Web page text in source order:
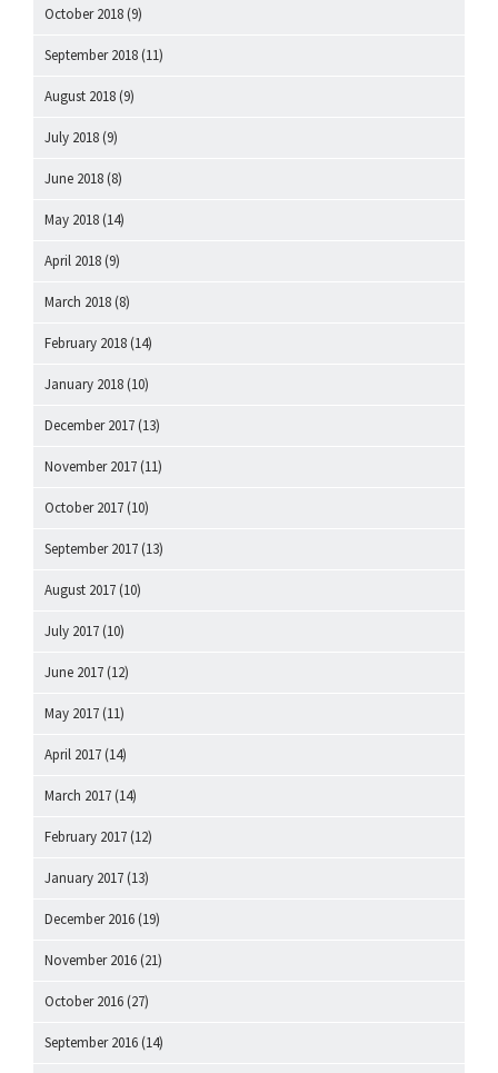
October 2018 (9)
September 2018 (11)
August 2018 (9)
July 2018 (9)
June 2018 (8)
May 2018 (14)
April 2018 (9)
March 2018 (8)
February 2018 (14)
January 2018 (10)
December 2017 (13)
November 2017 (11)
October 2017 (10)
September 2017 (13)
August 2017 (10)
July 2017 (10)
June 2017 (12)
May 2017 (11)
April 2017 (14)
March 2017 (14)
February 2017 (12)
January 2017 (13)
December 2016 (19)
November 2016 (21)
October 2016 (27)
September 2016 (14)